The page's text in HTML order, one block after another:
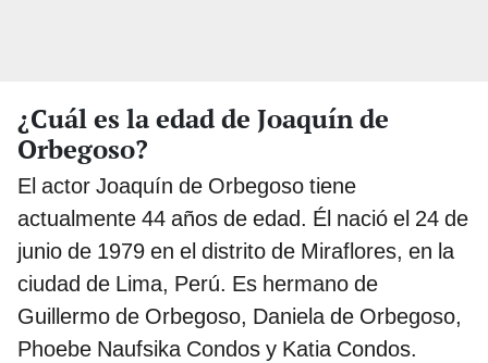
¿Cuál es la edad de Joaquín de
Orbegoso?
El actor Joaquín de Orbegoso tiene
actualmente 44 años de edad. Él nació el 24 de
junio de 1979 en el distrito de Miraflores, en la
ciudad de Lima, Perú. Es hermano de
Guillermo de Orbegoso, Daniela de Orbegoso,
Phoebe Naufsika Condos y Katia Condos.